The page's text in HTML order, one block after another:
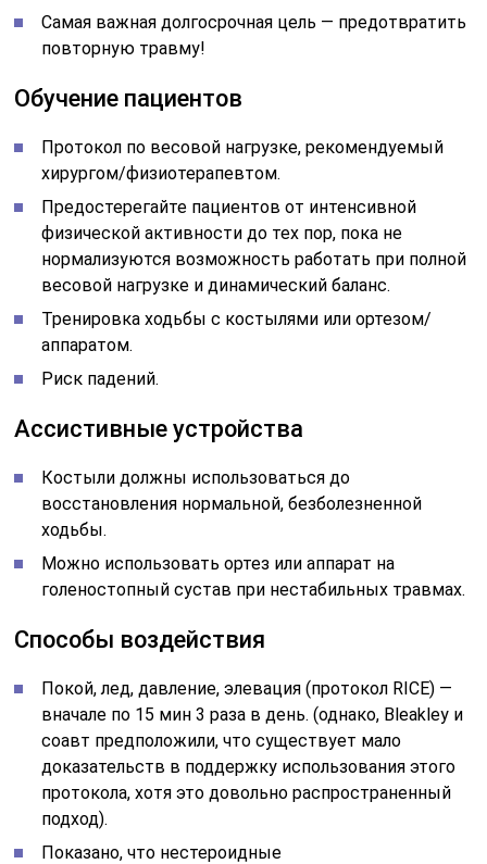
Самая важная долгосрочная цель — предотвратить
повторную травму!
Обучение пациентов
Протокол по весовой нагрузке, рекомендуемый
хирургом/физиотерапевтом.
Предостерегайте пациентов от интенсивной
физической активности до тех пор, пока не
нормализуются возможность работать при полной
весовой нагрузке и динамический баланс.
Тренировка ходьбы с костылями или ортезом/
аппаратом.
Риск падений.
Ассистивные устройства
Костыли должны использоваться до
восстановления нормальной, безболезненной
ходьбы.
Можно использовать ортез или аппарат на
голеностопный сустав при нестабильных травмах.
Способы воздействия
Покой, лед, давление, элевация (протокол RICE) —
вначале по 15 мин 3 раза в день. (однако, Bleakley и
соавт предположили, что существует мало
доказательств в поддержку использования этого
протокола, хотя это довольно распространенный
подход).
Показано, что нестероидные